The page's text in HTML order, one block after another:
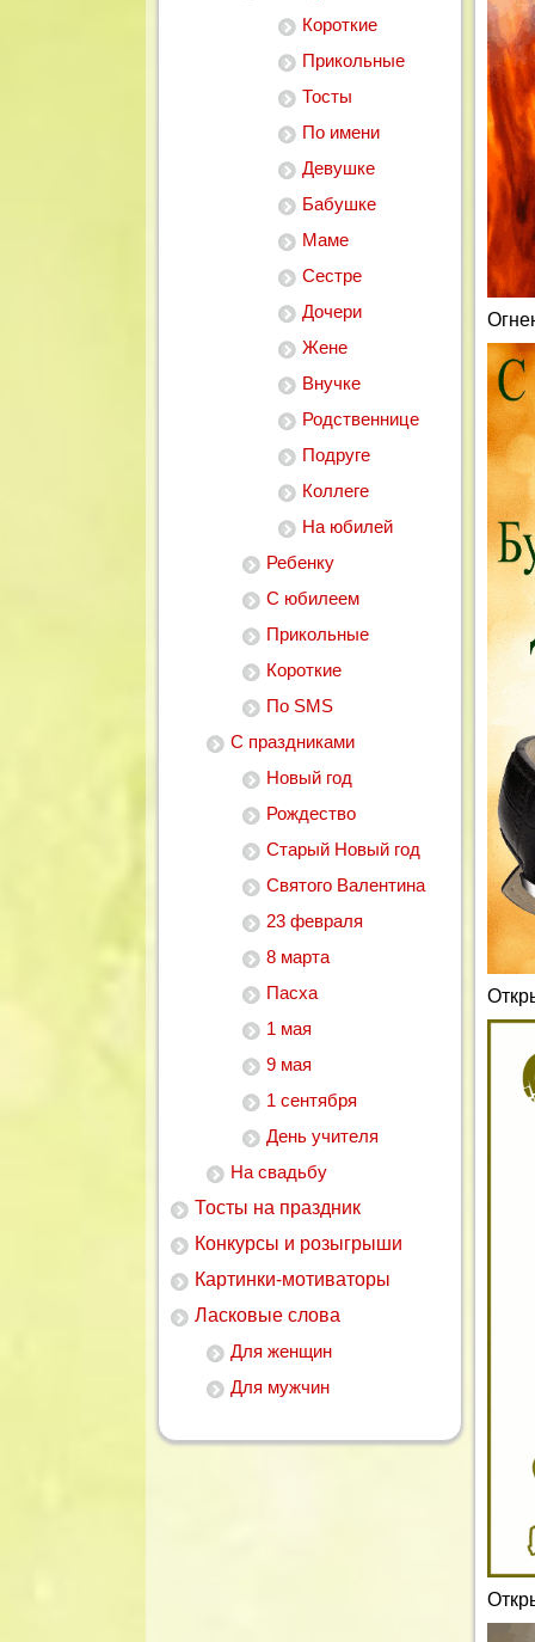
Короткие
Прикольные
Тосты
По имени
Девушке
Бабушке
Маме
Сестре
Дочери
Жене
Внучке
Родственнице
Подруге
Коллеге
На юбилей
Ребенку
С юбилеем
Прикольные
Короткие
По SMS
С праздниками
Новый год
Рождество
Старый Новый год
Святого Валентина
23 февраля
8 марта
Пасха
1 мая
9 мая
1 сентября
День учителя
На свадьбу
Тосты на праздник
Конкурсы и розыгрыши
Картинки-мотиваторы
Ласковые слова
Для женщин
Для мужчин